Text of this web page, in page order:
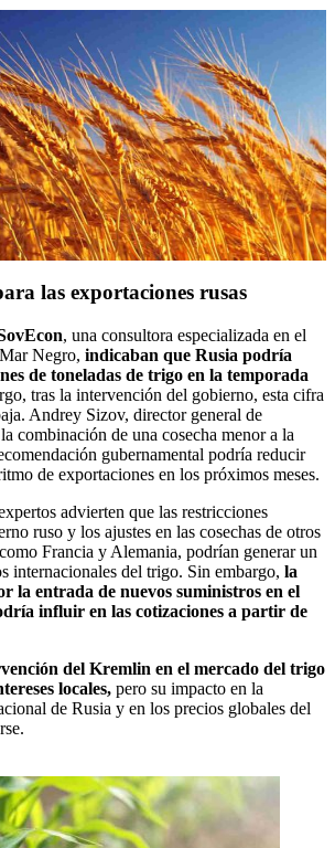
las exportaciones rusas
, una consultora especializada en el
Negro, indicaban que Rusia podría
de toneladas de trigo en la temporada
tras la intervención del gobierno, esta cifra
Andrey Sizov, director general de
combinación de una cosecha menor a la
gubernamental podría reducir
de exportaciones en los próximos meses.
advierten que las restricciones
ruso y los ajustes en las cosechas de otros
Francia y Alemania, podrían generar un
internacionales del trigo. Sin embargo, la
la entrada de nuevos suministros en el
influir en las cotizaciones a partir de
del Kremlin en el mercado del trigo
locales, pero su impacto en la
de Rusia y en los precios globales del